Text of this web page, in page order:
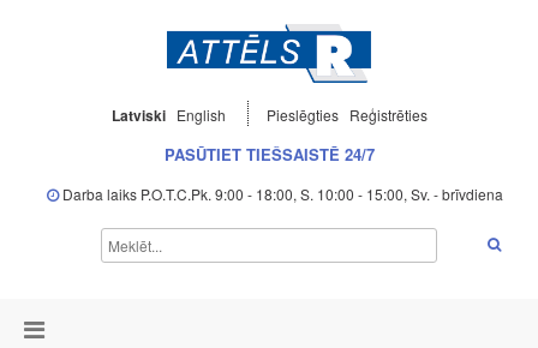
Latviski English Pieslēgties Reģistrēties
PASŪTIET TIEŠSAISTĒ 24/7
Darba laiks P.O.T.C.Pk. 9:00 - 18:00, S. 10:00 - 15:00, Sv. - brīvdiena